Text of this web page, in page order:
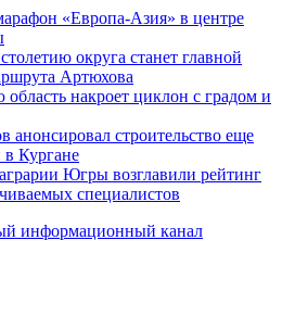
«Европа-Азия» в центре
округа станет главной
Артюхова
накроет циклон с градом и
строительство еще
Кургане
Югры возглавили рейтинг
специалистов
информационный канал